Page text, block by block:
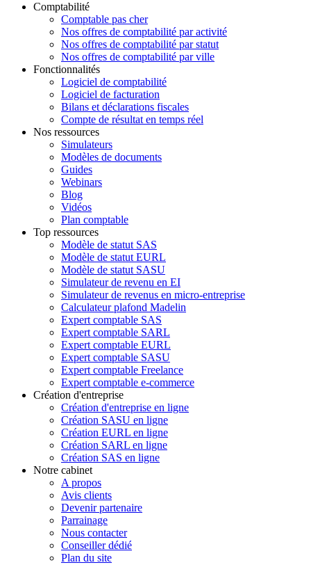
Comptabilité
Comptable pas cher
Nos offres de comptabilité par activité
Nos offres de comptabilité par statut
Nos offres de comptabilité par ville
Fonctionnalités
Logiciel de comptabilité
Logiciel de facturation
Bilans et déclarations fiscales
Compte de résultat en temps réel
Nos ressources
Simulateurs
Modèles de documents
Guides
Webinars
Blog
Vidéos
Plan comptable
Top ressources
Modèle de statut SAS
Modèle de statut EURL
Modèle de statut SASU
Simulateur de revenu en EI
Simulateur de revenus en micro-entreprise
Calculateur plafond Madelin
Expert comptable SAS
Expert comptable SARL
Expert comptable EURL
Expert comptable SASU
Expert comptable Freelance
Expert comptable e-commerce
Création d'entreprise
Création d'entreprise en ligne
Création SASU en ligne
Création EURL en ligne
Création SARL en ligne
Création SAS en ligne
Notre cabinet
A propos
Avis clients
Devenir partenaire
Parrainage
Nous contacter
Conseiller dédié
Plan du site